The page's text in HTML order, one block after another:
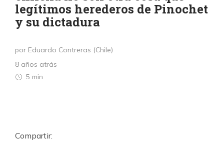
legítimos herederos de Pinochet
y su dictadura
por Eduardo Contreras (Chile)
8 años atrás
5 min
Compartir: